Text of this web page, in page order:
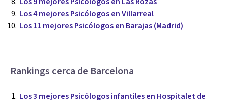
Los 4 mejores Psicólogos en Villarreal
Los 11 mejores Psicólogos en Barajas (Madrid)
Rankings cerca de Barcelona
Los 3 mejores Psicólogos infantiles en Hospitalet de